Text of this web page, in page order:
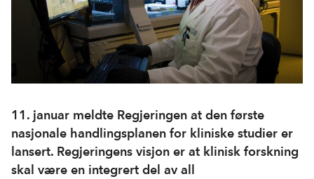
11. januar meldte Regjeringen at den første
nasjonale handlingsplanen for kliniske studier er
lansert. Regjeringens visjon er at klinisk forskning
skal være en integrert del av all